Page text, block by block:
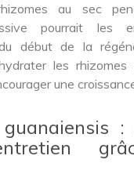
au sec
pourrait les
début de la
les rhizomes
une